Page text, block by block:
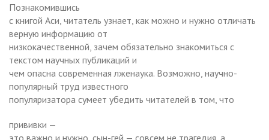
Познакомившись
с книгой Аси, читатель узнает, как можно и нужно отличать
верную информацию от
низкокачественной, зачем обязательно знакомиться с
текстом научных публикаций и
чем опасна современная лженаука. Возможно, научно-
популярный труд известного
популяризатора сумеет убедить читателей в том, что
прививки —
это важно и нужно, сын-гей — совсем не трагедия, а